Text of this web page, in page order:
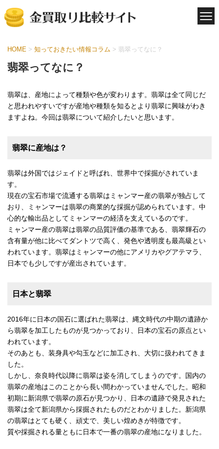
HOME > 知っておきたい情報コラム > 翡翠ってなに？
翡翠ってなに？
翡翠は、産地によって種類や色が変わります。翡翠は全て同じだ
と思われやすいですが産地や種類を知るとより翡翠に興味がわき
ますよね。今回は翡翠について紹介したいと思います。
翡翠に産地は？
翡翠は外国ではジェイドと呼ばれ、世界中で採掘がされていま
す。
現在の宝石市場で流通する翡翠はミャンマー産の翡翠が独占して
おり、ミャンマーは翡翠の商業的な採掘が認められています。中
心的な輸出品としてミャンマーの経済を支えているのです。
ミャンマー産の翡翠は翡翠の品質評価の基準である、翡翠輝石の
含有量が他に比べてダントツで高く、発色や透明度も最高級とい
われています。翡翠はミャンマーの他にアメリカやグアテマラ、
日本でも少しですが産出されています。
日本と翡翠
2016年に日本の国石に選ばれた翡翠は、縄文時代の中期の遺跡か
ら翡翠を加工したものが見つかっており、日本の宝石の原点とい
われています。
そのあとも、装身具や勾玉などに加工され、大切に扱われてきま
した。
しかし、奈良時代以降に翡翠は姿を消してしまうのです。国内の
翡翠の産地はこのことから長い間わかっていませんでした。昭和
初期に新潟県で翡翠の原石が見つかり、日本の遺跡で発見された
翡翠は全て新潟県から採掘されたものだとわかりました。新潟県
の翡翠はとても硬く、頑丈で、美しい煌めきが特徴です。
質や採掘される量ともに日本で一番の翡翠の産地になりました。